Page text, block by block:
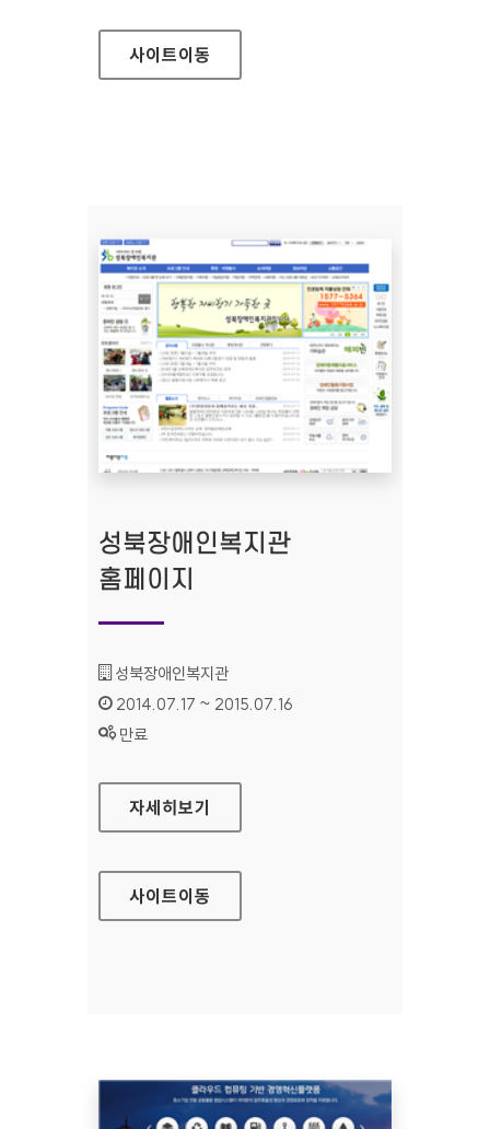
사이트이동
성북장애인복지관
홈페이지
기관명 :
성북장애인복지관
인증기간 :
2014.07.17 ~ 2015.07.16
상태 :
만료
성북장애인복지관 홈페이지
자세히보기
사이트이동